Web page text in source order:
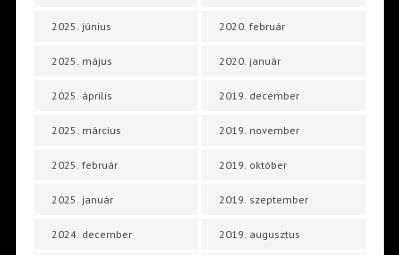
2025. június
2025. május
2025. április
2025. március
2025. február
2025. január
2024. december
2020. február
2020. január
2019. december
2019. november
2019. október
2019. szeptember
2019. augusztus